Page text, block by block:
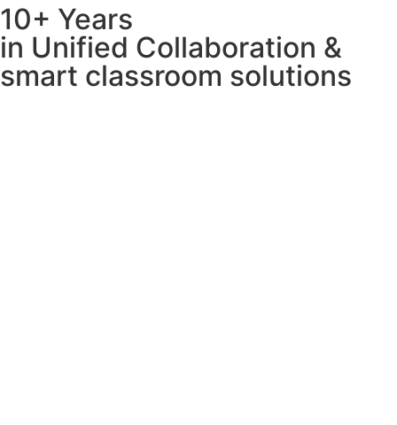
10+ Years
in Unified Collaboration &
smart classroom solutions